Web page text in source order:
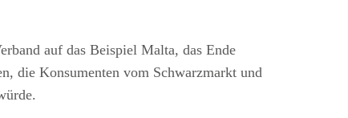
auf das Beispiel Malta, das Ende
die Konsumenten vom Schwarzmarkt und